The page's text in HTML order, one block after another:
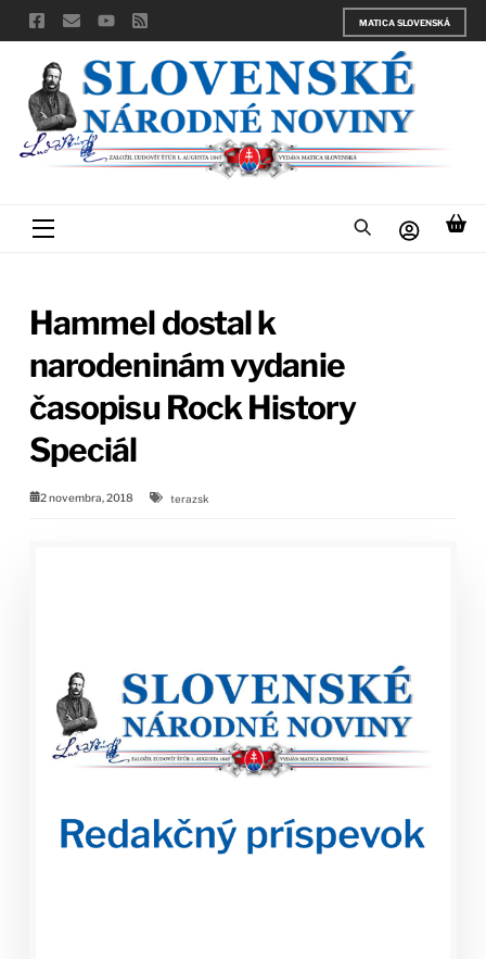
Skip
to
content
MATICA SLOVENSKÁ
Menu
Hammel dostal k
narodeninám vydanie
časopisu Rock History
Speciál
2 novembra, 2018 terazsk